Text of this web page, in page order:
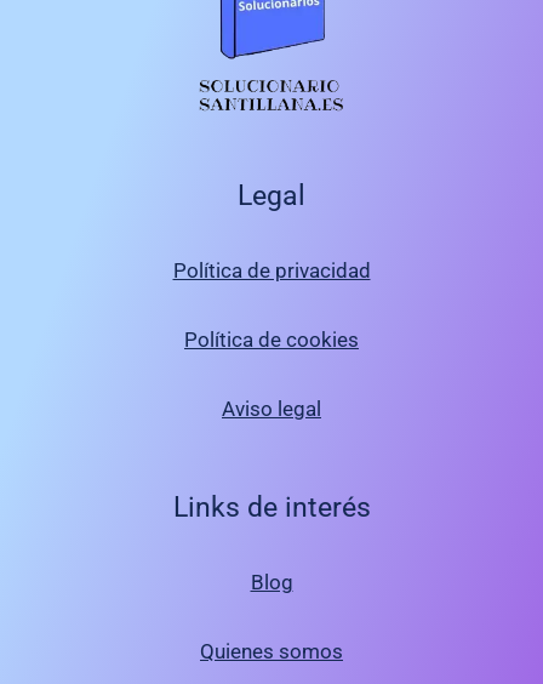
Legal
Política de privacidad
Política de cookies
Aviso legal
Links de interés
Blog
Quienes somos